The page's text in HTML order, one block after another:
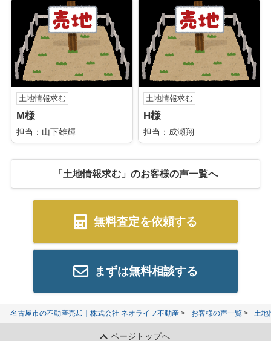
土地情報求む
M様
担当：山下雄輝
土地情報求む
H様
担当：成瀬翔
「土地情報求む」のお客様の声一覧へ
無料査定を依頼する
まずは無料相談する
名古屋市の不動産売却｜株式会社 ネオライフ不動産 お客様の声一覧 土地
ページトップへ